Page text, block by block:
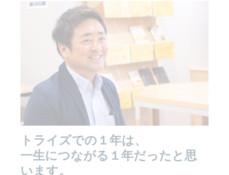
トライズでの１年は、
一生につながる１年だったと思
います。